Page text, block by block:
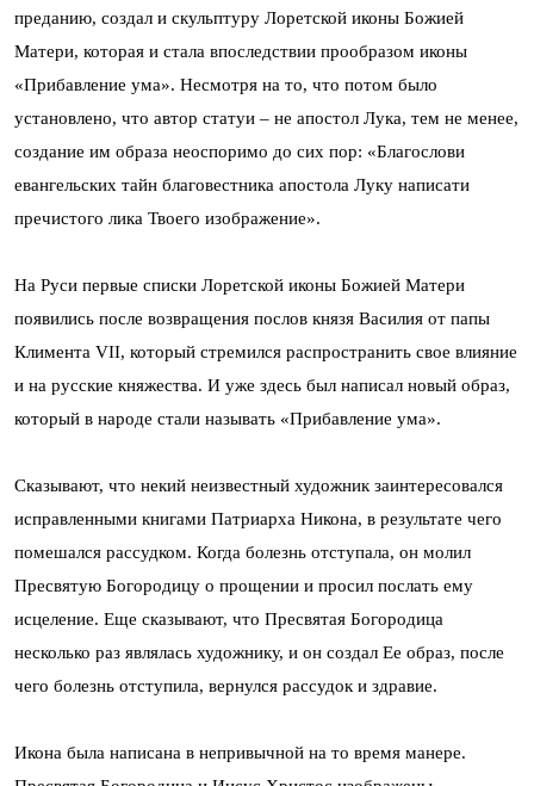
преданию, создал и скульптуру Лоретской иконы Божией
Матери, которая и стала впоследствии прообразом иконы
«Прибавление ума». Несмотря на то, что потом было
установлено, что автор статуи – не апостол Лука, тем не менее,
создание им образа неоспоримо до сих пор: «Благослови
евангельских тайн благовестника апостола Луку написати
пречистого лика Твоего изображение».
На Руси первые списки Лоретской иконы Божией Матери
появились после возвращения послов князя Василия от папы
Климента VII, который стремился распространить свое влияние
и на русские княжества. И уже здесь был написал новый образ,
который в народе стали называть «Прибавление ума».
Сказывают, что некий неизвестный художник заинтересовался
исправленными книгами Патриарха Никона, в результате чего
помешался рассудком. Когда болезнь отступала, он молил
Пресвятую Богородицу о прощении и просил послать ему
исцеление. Еще сказывают, что Пресвятая Богородица
несколько раз являлась художнику, и он создал Ее образ, после
чего болезнь отступила, вернулся рассудок и здравие.
Икона была написана в непривычной на то время манере.